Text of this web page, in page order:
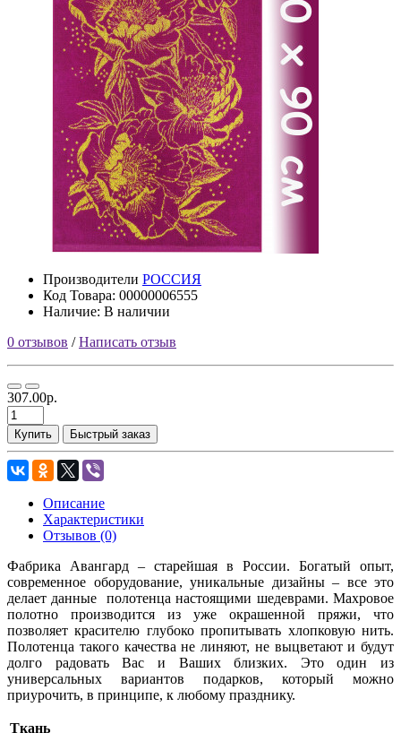
Производители РОССИЯ
Код Товара: 00000006555
Наличие: В наличии
0 отзывов /Написать отзыв
307.00р.
Купить Быстрый заказ
Описание
Характеристики
Отзывов (0)
Фабрика Авангард – старейшая в России. Богатый опыт,
современное оборудование, уникальные дизайны – все это
делает данные полотенца настоящими шедеврами. Махровое
полотно производится из уже окрашенной пряжи, что
позволяет красителю глубоко пропитывать хлопковую нить.
Полотенца такого качества не линяют, не выцветают и будут
долго радовать Вас и Ваших близких. Это один из
универсальных вариантов подарков, который можно
приурочить, в принципе, к любому празднику.
Ткань